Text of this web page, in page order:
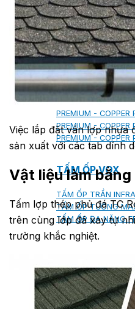
CF SHINGLE
CALIBRE
TẤM LỢP KIM
PREMIUM - COPPER
PREMIUM - COPPER
PREMIUM - COPPER
PREMIUM - COPPER
TẤM ỐP VOX
TẤM ỐP TRẦN
TẤM ỐP TƯỜNG
TẤM ỐP ĐA NĂNG
MÁI GỖ TUYẾT
Việc lắp đặt ván lợp nhựa
sản xuất với các tab dính
Vật liệu làm bằng
Tấm lợp thép phủ đá TC
trên cùng lớp đá xay tự
trường khắc nghiệt.